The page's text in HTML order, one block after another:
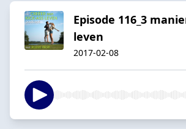
Episode 116_3
leven
2017-02-08